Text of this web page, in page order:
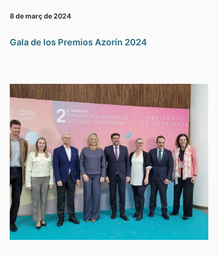
8 de març de 2024
Gala de los Premios Azorín 2024